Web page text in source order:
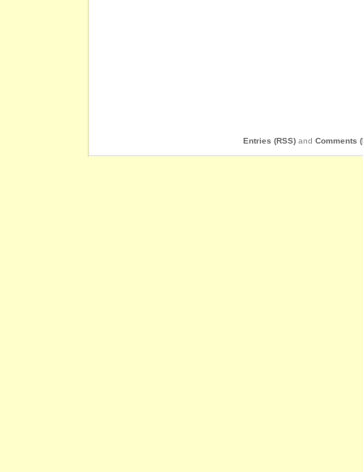
Entries (RSS) and Comments